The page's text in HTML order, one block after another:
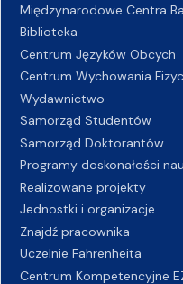
Międzynarodowe Centra
Biblioteka
Centrum Języków Obcych
Centrum Wychowania
Wydawnictwo
Samorząd Studentów
Samorząd Doktorantów
Programy doskonałości
Realizowane projekty
Jednostki i organizacje
Znajdź pracownika
Uczelnie Fahrenheita
Centrum Kompetencyjne